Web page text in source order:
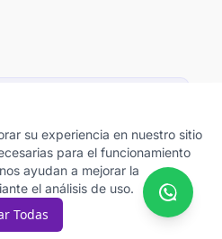
Industrial
su experiencia en nuestro sitio
para el funcionamiento
ayudan a mejorar la
el análisis de uso.
Todas